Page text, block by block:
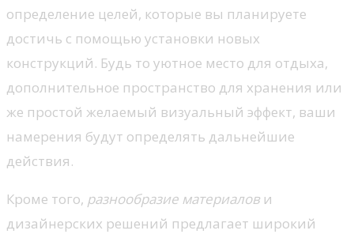
определение целей, которые вы планируете
достичь с помощью установки новых
конструкций. Будь то уютное место для отдыха,
дополнительное пространство для хранения или
же простой желаемый визуальный эффект, ваши
намерения будут определять дальнейшие
действия.
Кроме того, разнообразие материалов и
дизайнерских решений предлагает широкий